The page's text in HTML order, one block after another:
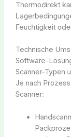
Thermodirekt
Feuchtigkeit
Technische
Software-
Scanner-Typen
Je nach
Scanner: